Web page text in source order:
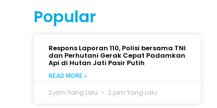
Popular
Respons Laporan 110, Polisi bersama TNI
dan Perhutani Gerak Cepat Padamkan
Api di Hutan Jati Pasir Putih
READ MORE »
2 jam Yang Lalu 2 jam Yang Lalu